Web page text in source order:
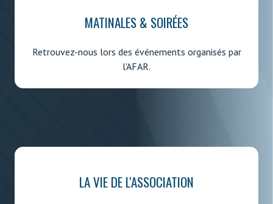
MATINALES & SOIRÉES
Retrouvez-nous lors des événements organisés par
l'AFAR.
LA VIE DE L'ASSOCIATION